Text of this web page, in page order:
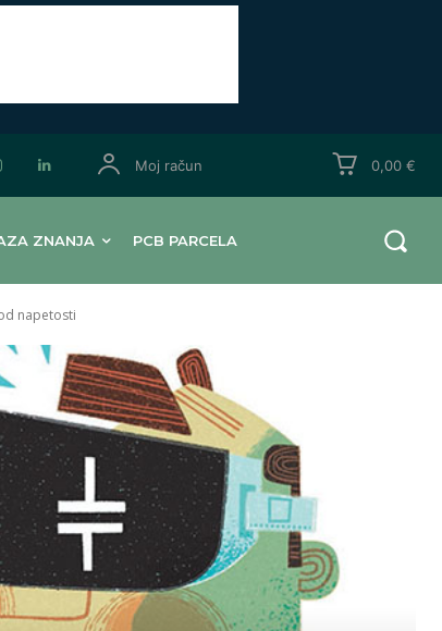
Moj račun 0,00 €
ZNANJA PCB PARCELA
napetosti